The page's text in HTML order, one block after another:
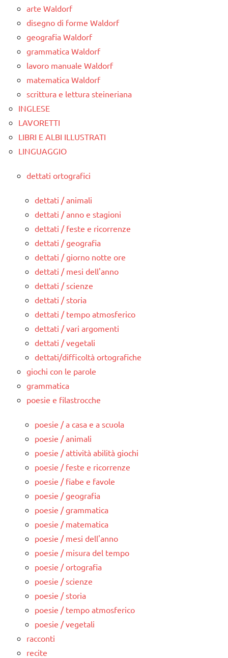
arte Waldorf
disegno di forme Waldorf
geografia Waldorf
grammatica Waldorf
lavoro manuale Waldorf
matematica Waldorf
scrittura e lettura steineriana
INGLESE
LAVORETTI
LIBRI E ALBI ILLUSTRATI
LINGUAGGIO
dettati ortografici
dettati / animali
dettati / anno e stagioni
dettati / feste e ricorrenze
dettati / geografia
dettati / giorno notte ore
dettati / mesi dell'anno
dettati / scienze
dettati / storia
dettati / tempo atmosferico
dettati / vari argomenti
dettati / vegetali
dettati/difficoltà ortografiche
giochi con le parole
grammatica
poesie e filastrocche
poesie / a casa e a scuola
poesie / animali
poesie / attività abilità giochi
poesie / feste e ricorrenze
poesie / fiabe e favole
poesie / geografia
poesie / grammatica
poesie / matematica
poesie / mesi dell'anno
poesie / misura del tempo
poesie / ortografia
poesie / scienze
poesie / storia
poesie / tempo atmosferico
poesie / vegetali
racconti
recite